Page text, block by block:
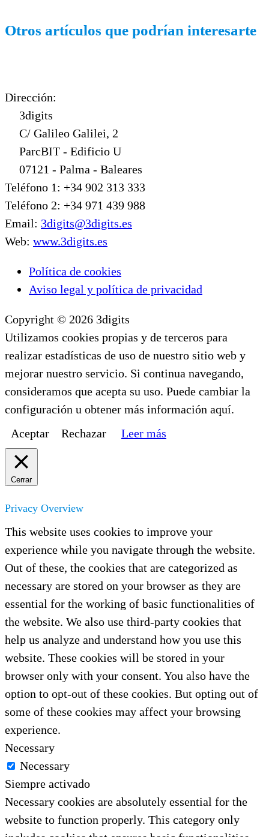
Otros artículos que podrían interesarte
Dirección:
3digits
C/ Galileo Galilei, 2
ParcBIT - Edificio U
07121 - Palma - Baleares
Teléfono 1: +34 902 313 333
Teléfono 2: +34 971 439 988
Email: 3digits@3digits.es
Web: www.3digits.es
Política de cookies
Aviso legal y política de privacidad
Copyright © 2026 3digits
Utilizamos cookies propias y de terceros para
realizar estadísticas de uso de nuestro sitio web y
mejorar nuestro servicio. Si continua navegando,
consideramos que acepta su uso. Puede cambiar la
configuración u obtener más información aquí.
Aceptar
Rechazar Leer más
Cerrar
Privacy Overview
This website uses cookies to improve your
experience while you navigate through the website.
Out of these, the cookies that are categorized as
necessary are stored on your browser as they are
essential for the working of basic functionalities of
the website. We also use third-party cookies that
help us analyze and understand how you use this
website. These cookies will be stored in your
browser only with your consent. You also have the
option to opt-out of these cookies. But opting out of
some of these cookies may affect your browsing
experience.
Necessary
Necessary
Siempre activado
Necessary cookies are absolutely essential for the
website to function properly. This category only